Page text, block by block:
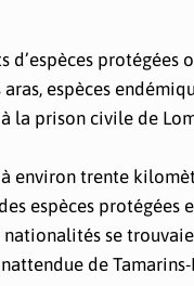
d’espèces
espèces
la prison civile de
environ trente
espèces protégées
se
de